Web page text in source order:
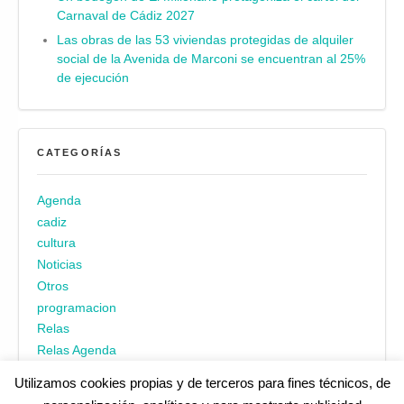
Carnaval de Cádiz 2027
Las obras de las 53 viviendas protegidas de alquiler
social de la Avenida de Marconi se encuentran al 25%
de ejecución
CATEGORÍAS
Agenda
cadiz
cultura
Noticias
Otros
programacion
Relas
Relas Agenda
Utilizamos cookies propias y de terceros para fines técnicos, de